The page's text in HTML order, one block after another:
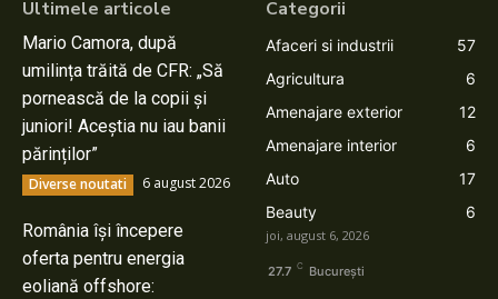
Ultimele articole
Mario Camora, după
umilința trăită de CFR: „Să
pornească de la copii și
juniori! Aceștia nu iau banii
părinților”
Diverse noutati 6 august 2026
România își începere
oferta pentru energia
eoliană offshore:
Categorii
Afaceri si industrii
57
Agricultura
6
Amenajare exterior
12
Amenajare interior
6
Auto
17
Beauty
6
joi, august 6, 2026
27.7 C București